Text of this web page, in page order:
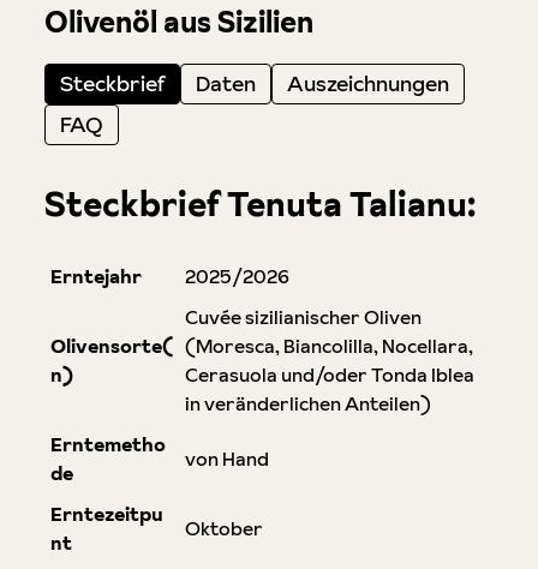
Olivenöl aus Sizilien
Steckbrief Daten
Auszeichnungen
FAQ
Steckbrief Tenuta Talianu:
Erntejahr 2025/2026
Olivensorte(
n)
Cuvée sizilianischer Oliven
(Moresca, Biancolilla, Nocellara,
Cerasuola und/oder Tonda Iblea
in veränderlichen Anteilen)
Erntemetho
de
von Hand
Erntezeitpu
nt
Oktober